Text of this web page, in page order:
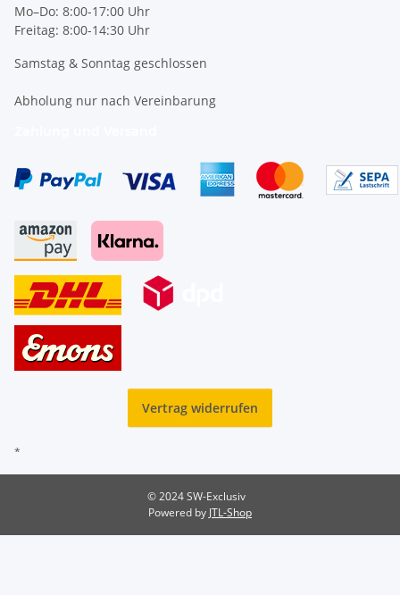
Mo–Do: 8:00-17:00 Uhr
Freitag: 8:00-14:30 Uhr
Samstag & Sonntag geschlossen
Abholung nur nach Vereinbarung
Vertrag widerrufen
*
© 2024 SW-Exclusiv
Powered by JTL-Shop